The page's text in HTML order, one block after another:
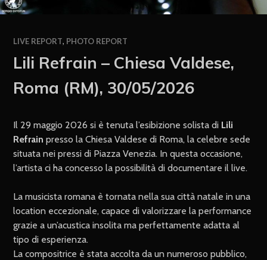
LIVE REPORT, PHOTO REPORT
Lili Refrain – Chiesa Valdese,
Roma (RM), 30/05/2026
Il 29 maggio 2026 si è tenuta l’esibizione solista di Lili
Refrain presso la Chiesa Valdese di Roma, la celebre sede
situata nei pressi di Piazza Venezia. In questa occasione,
l’artista ci ha concesso la possibilità di documentare il live.
La musicista romana è tornata nella sua città natale in una
location eccezionale, capace di valorizzare la performance
grazie a un’acustica insolita ma perfettamente adatta al
tipo di esperienza.
La compositrice è stata accolta da un numeroso pubblico,